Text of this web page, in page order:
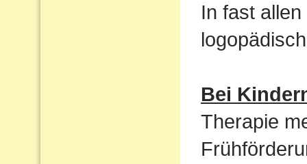
In fast
Bei
Therapie